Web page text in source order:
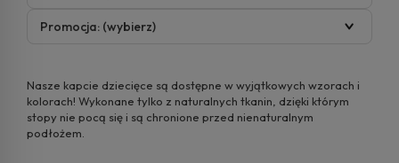
Promocja: (wybierz)
Nasze kapcie dziecięce są dostępne w wyjątkowych wzorach i
kolorach! Wykonane tylko z naturalnych tkanin, dzięki którym
stopy nie pocą się i są chronione przed nienaturalnym
podłożem.